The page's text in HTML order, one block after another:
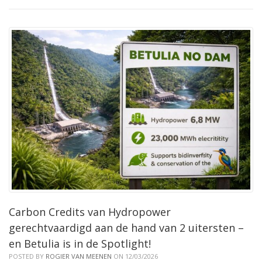
Carbon Credits van Hydropower
gerechtvaardigd aan de hand van 2 uitersten –
en Betulia is in de Spotlight!
POSTED BY ROGIER VAN MEENEN ON 12/03/2026